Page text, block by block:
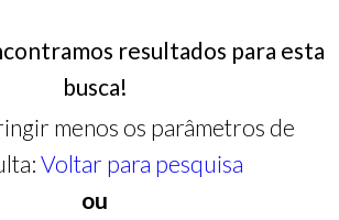
resultados para esta
busca!
menos os parâmetros de
Voltar para pesquisa
ou